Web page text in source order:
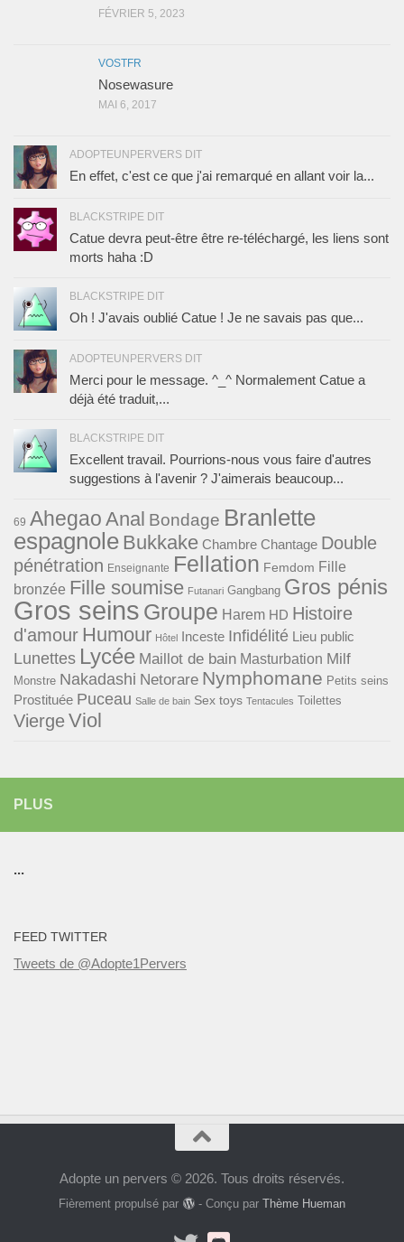
FÉVRIER 5, 2023
VOSTFR
Nosewasure
MAI 6, 2017
ADOPTEUNPERVERS DIT
En effet, c'est ce que j'ai remarqué en allant voir la...
BLACKSTRIPE DIT
Catue devra peut-être être re-téléchargé, les liens sont
morts haha :D
BLACKSTRIPE DIT
Oh ! J'avais oublié Catue ! Je ne savais pas que...
ADOPTEUNPERVERS DIT
Merci pour le message. ^_^ Normalement Catue a
déjà été traduit,...
BLACKSTRIPE DIT
Excellent travail. Pourrions-nous vous faire d'autres
suggestions à l'avenir ? J'aimerais beaucoup...
69 Ahegao Anal Bondage Branlette
espagnole Bukkake Chambre Chantage Double
pénétration Enseignante Fellation Femdom Fille
bronzée Fille soumise Futanari Gangbang Gros pénis
Gros seins Groupe Harem HD Histoire
d'amour Humour Hôtel Inceste Infidélité Lieu public
Lunettes Lycée Maillot de bain Masturbation Milf
Monstre Nakadashi Netorare Nymphomane Petits seins
Prostituée Puceau Salle de bain Sex toys Tentacules Toilettes
ViergeViol
PLUS
...
FEED TWITTER
Tweets de @Adopte1Pervers
Adopte un pervers © 2026. Tous droits réservés.
Fièrement propulsé par - Conçu par Thème Hueman